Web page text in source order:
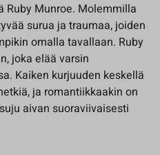
Ruby Munroe. Molemmilla
surua ja traumaa, joiden
omalla tavallaan. Ruby
joka elää varsin
Kaiken kurjuuden keskellä
ja romantiikkaakin on
aivan suoraviivaisesti